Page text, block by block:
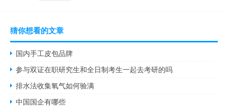
猜你想看的文章
国内手工皮包品牌
参与双证在职研究生和全日制考生一起去考研的吗
排水法收集氧气如何验满
中国国企有哪些